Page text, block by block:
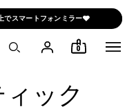
でスマートフォンミラー🩶
0
ック